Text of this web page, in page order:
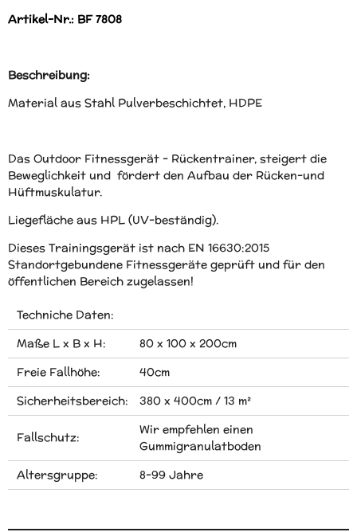
Artikel-Nr.: BF 7808
Beschreibung:
Material aus Stahl Pulverbeschichtet, HDPE
Das Outdoor Fitnessgerät - Rückentrainer, steigert die
Beweglichkeit und fördert den Aufbau der Rücken-und
Hüftmuskulatur.
Liegefläche aus HPL (UV-beständig).
Dieses Trainingsgerät ist nach EN 16630:2015
Standortgebundene Fitnessgeräte geprüft und für den
öffentlichen Bereich zugelassen!
Techniche Daten:
Maße L x B x H:
80 x 100 x 200cm
Freie Fallhöhe:
40cm
Sicherheitsbereich:
380 x 400cm / 13 m²
Fallschutz:
Wir empfehlen einen
Gummigranulatboden
Altersgruppe:
8-99 Jahre